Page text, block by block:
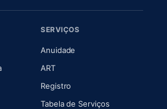
em nova aba)
(abre em nova aba)
SERVIÇOS
Anuidade
ART(abre em nova aba)
Registro
Tabela de Serviços